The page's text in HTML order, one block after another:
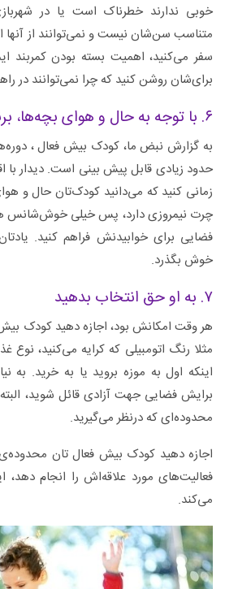
خوبی ندارند خطرناک است یا در
متناسب سن‌شان نیست و نمی‌توانند از آنها
سفر می‌کنید، اهمیت بسته بودن کمربند
برای‌شان روشن کنید که چرا نمی‌توانند در
۶. با توجه به حال و هوای بچه‌ها، برنامه ریزی کنید
به گزارش نبض ما، کودک بیش فعال ،
حدود زیادی قابل پیش بینی است. دیدار با
زمانی کنید که می‌دانید کودک‌تان حال و
چرت نیمروزی دارد، پس خیلی خوش‌شانس
فضایی برای خوابیدنش فراهم کنید.
خوش بگذرد.
۷. به او حق انتخاب بدهید
هر وقت امکانش بود، اجازه دهید کودک
مثلا رنگ اتومبیلی که کرایه می‌کنید،
اینکه اول به موزه بروید یا به خرید. به
برایش فضایی جهت آزادی قائل شوید،
محدوده‌ای که درنظر می‌گیرید.
اجازه دهید کودک بیش فعال تان
فعالیت‌های مورد علاقه‌اش را انجام دهد،
می‌کند.